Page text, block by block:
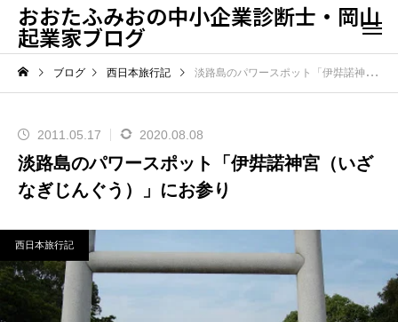
おおたふみおの中小企業診断士・岡山
起業家ブログ
ブログ 西日本旅行記 淡路島のパワースポット「伊弉諾神宮（いざなぎじんぐう）」にお参り
2011.05.17 2020.08.08
淡路島のパワースポット「伊弉諾神宮（いざ
なぎじんぐう）」にお参り
西日本旅行記